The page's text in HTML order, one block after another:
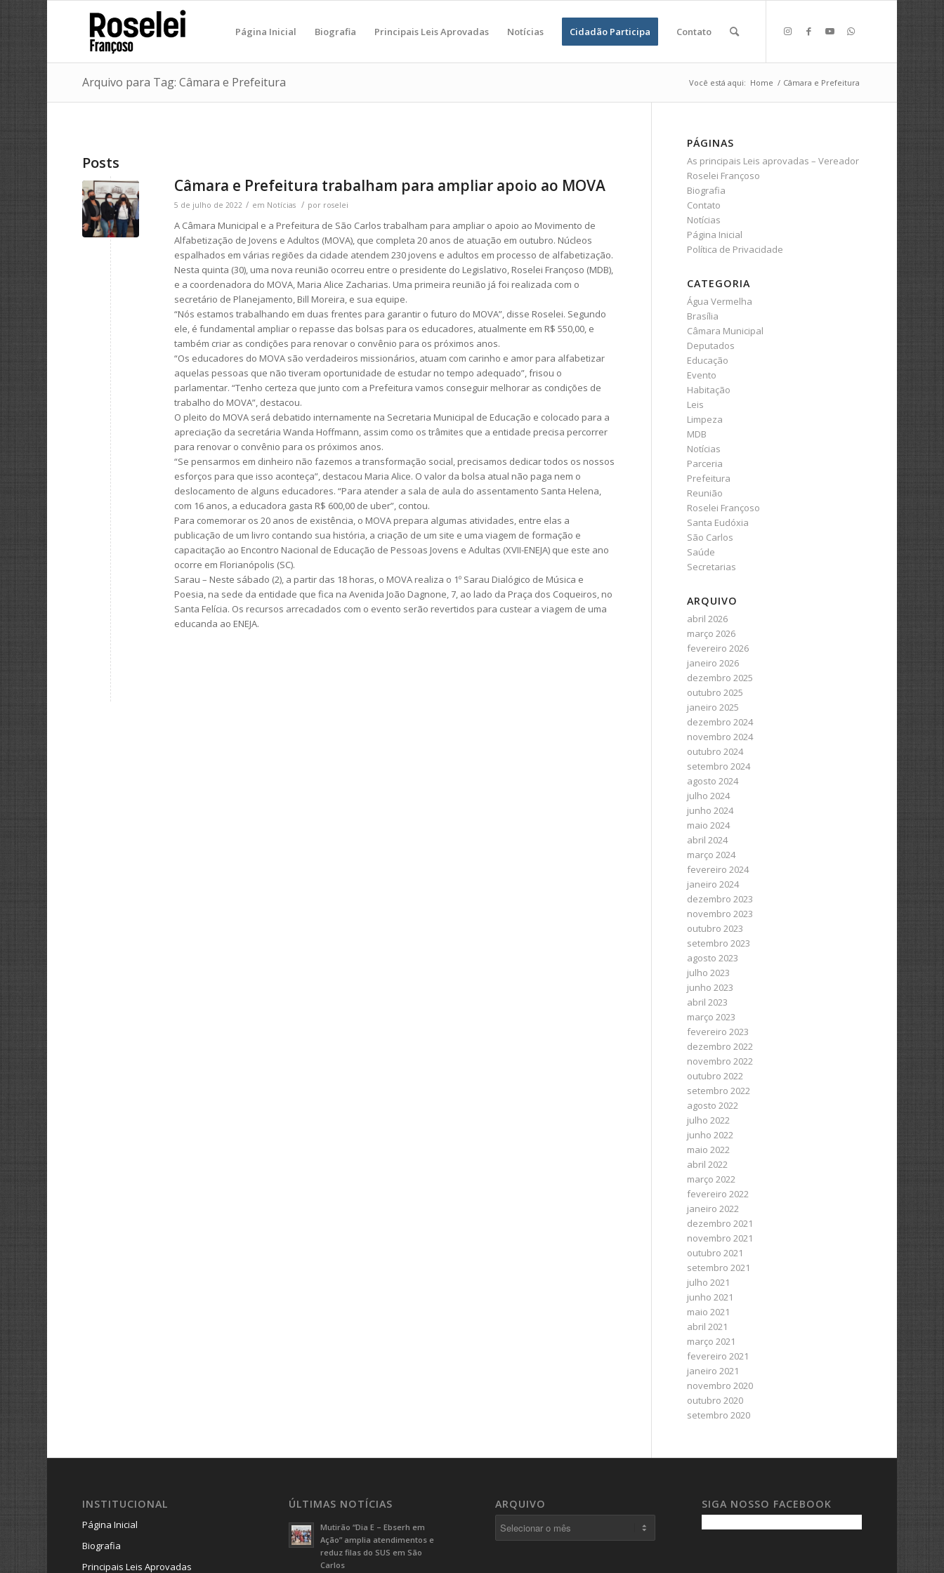
Página Inicial Biografia Principais Leis Aprovadas Notícias Cidadão Participa Contato
Arquivo para Tag: Câmara e Prefeitura Você está aqui: Home / Câmara e Prefeitura
Posts
Câmara e Prefeitura trabalham para ampliar apoio ao MOVA
5 de julho de 2022 / em Notícias / por roselei
A Câmara Municipal e a Prefeitura de São Carlos trabalham para ampliar o apoio ao Movimento de
Alfabetização de Jovens e Adultos (MOVA), que completa 20 anos de atuação em outubro. Núcleos
espalhados em várias regiões da cidade atendem 230 jovens e adultos em processo de alfabetização.
Nesta quinta (30), uma nova reunião ocorreu entre o presidente do Legislativo, Roselei Françoso (MDB),
e a coordenadora do MOVA, Maria Alice Zacharias. Uma primeira reunião já foi realizada com o
secretário de Planejamento, Bill Moreira, e sua equipe.
“Nós estamos trabalhando em duas frentes para garantir o futuro do MOVA”, disse Roselei. Segundo
ele, é fundamental ampliar o repasse das bolsas para os educadores, atualmente em R$ 550,00, e
também criar as condições para renovar o convênio para os próximos anos.
“Os educadores do MOVA são verdadeiros missionários, atuam com carinho e amor para alfabetizar
aquelas pessoas que não tiveram oportunidade de estudar no tempo adequado”, frisou o
parlamentar. “Tenho certeza que junto com a Prefeitura vamos conseguir melhorar as condições de
trabalho do MOVA”, destacou.
O pleito do MOVA será debatido internamente na Secretaria Municipal de Educação e colocado para a
apreciação da secretária Wanda Hoffmann, assim como os trâmites que a entidade precisa percorrer
para renovar o convênio para os próximos anos.
“Se pensarmos em dinheiro não fazemos a transformação social, precisamos dedicar todos os nossos
esforços para que isso aconteça”, destacou Maria Alice. O valor da bolsa atual não paga nem o
deslocamento de alguns educadores. “Para atender a sala de aula do assentamento Santa Helena,
com 16 anos, a educadora gasta R$ 600,00 de uber”, contou.
Para comemorar os 20 anos de existência, o MOVA prepara algumas atividades, entre elas a
publicação de um livro contando sua história, a criação de um site e uma viagem de formação e
capacitação ao Encontro Nacional de Educação de Pessoas Jovens e Adultas (XVII-ENEJA) que este ano
ocorre em Florianópolis (SC).
Sarau – Neste sábado (2), a partir das 18 horas, o MOVA realiza o 1º Sarau Dialógico de Música e
Poesia, na sede da entidade que fica na Avenida João Dagnone, 7, ao lado da Praça dos Coqueiros, no
Santa Felícia. Os recursos arrecadados com o evento serão revertidos para custear a viagem de uma
educanda ao ENEJA.
PÁGINAS
As principais Leis aprovadas – Vereador
Roselei Françoso
Biografia
Contato
Notícias
Página Inicial
Política de Privacidade
CATEGORIA
Água Vermelha
Brasília
Câmara Municipal
Deputados
Educação
Evento
Habitação
Leis
Limpeza
MDB
Notícias
Parceria
Prefeitura
Reunião
Roselei Françoso
Santa Eudóxia
São Carlos
Saúde
Secretarias
ARQUIVO
abril 2026
março 2026
fevereiro 2026
janeiro 2026
dezembro 2025
outubro 2025
janeiro 2025
dezembro 2024
novembro 2024
outubro 2024
setembro 2024
agosto 2024
julho 2024
junho 2024
maio 2024
abril 2024
março 2024
fevereiro 2024
janeiro 2024
dezembro 2023
novembro 2023
outubro 2023
setembro 2023
agosto 2023
julho 2023
junho 2023
abril 2023
março 2023
fevereiro 2023
dezembro 2022
novembro 2022
outubro 2022
setembro 2022
agosto 2022
julho 2022
junho 2022
maio 2022
abril 2022
março 2022
fevereiro 2022
janeiro 2022
dezembro 2021
novembro 2021
outubro 2021
setembro 2021
julho 2021
junho 2021
maio 2021
abril 2021
março 2021
fevereiro 2021
janeiro 2021
novembro 2020
outubro 2020
setembro 2020
INSTITUCIONAL
Página Inicial
Biografia
Principais Leis Aprovadas
ÚLTIMAS NOTÍCIAS
Mutirão “Dia E – Ebserh em
Ação” amplia atendimentos e
reduz filas do SUS em São
Carlos
ARQUIVO SIGA NOSSO FACEBOOK